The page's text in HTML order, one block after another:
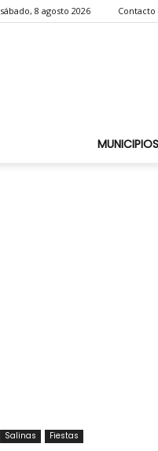
sábado, 8 agosto 2026 Contacto
MUNICIPIOS
Salinas Fiestas